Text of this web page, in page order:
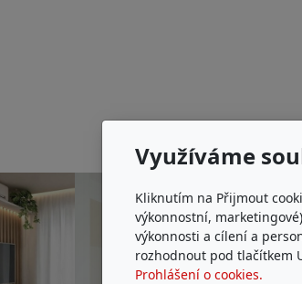
Využíváme
Kliknutím na Přijmout
výkonnostní,
výkonnosti a cílení a
rozhodnout pod tlačítkem
Prohlášení o cookies.